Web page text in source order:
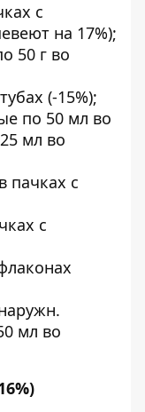
с
на 17%);
50 г во
(-15%);
по 50 мл во
мл во
пачках с
с
мл во